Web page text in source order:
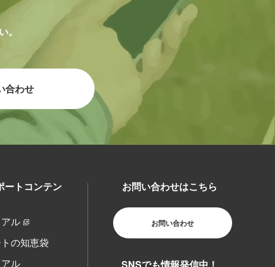
。
合わせ
ートコンテン
ル
の知恵袋
ル
お問い合わせはこちら
お問い合わせ